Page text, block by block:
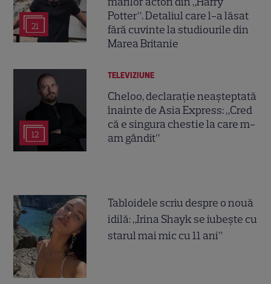
21
Potter”. Detaliul care l-a lăsat
fără cuvinte la studiourile din
Marea Britanie
12
TELEVIZIUNE
Cheloo, declarație neașteptată
înainte de Asia Express: „Cred
că e singura chestie la care m-
am gândit”
Tabloidele scriu despre o nouă
idilă: „Irina Shayk se iubește cu
starul mai mic cu 11 ani”